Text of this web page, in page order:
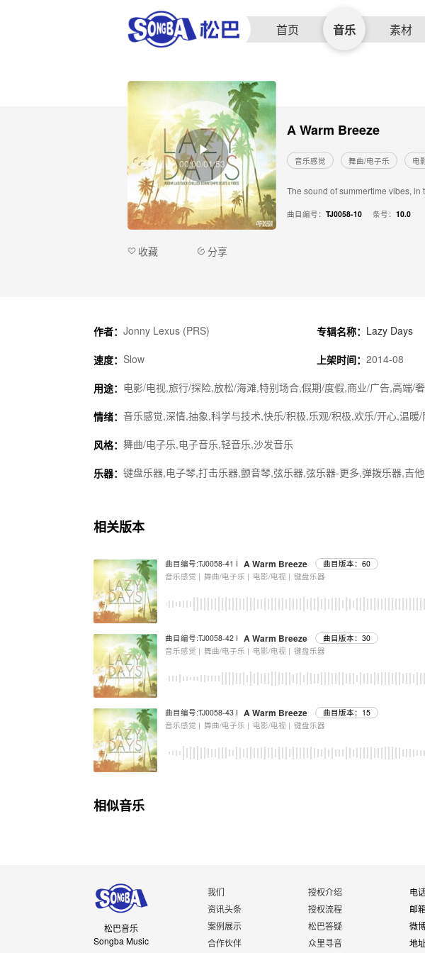
首页 音乐 素材
A Warm Breeze
音乐感觉 舞曲/电子乐 电
The sound of summertime vibes,
曲目编号： TJ0058-10 条号： 10.0
00:00/01:53
收藏 分享
作者： Jonny Lexus (PRS) 专辑名称： Lazy Days
速度： Slow 上架时间： 2014-08
用途： 电影/电视,旅行/探险,放松/海滩,特别场合,假期/度假,商业/广告,高端/
情绪： 音乐感觉,深情,抽象,科学与技术,快乐/积极,乐观/积极,欢乐/开心,温
风格： 舞曲/电子乐,电子音乐,轻音乐,沙发音乐
乐器： 键盘乐器,电子琴,打击乐器,颤音琴,弦乐器,弦乐器-更多,弹拨乐器,吉
相关版本
曲目编号:TJ0058-41 I A Warm Breeze
曲目版本：60
音乐感觉 | 舞曲/电子乐 | 电影/电视 | 键盘乐器
曲目编号:TJ0058-42 I A Warm Breeze
曲目版本：30
音乐感觉 | 舞曲/电子乐 | 电影/电视 | 键盘乐器
曲目编号:TJ0058-43 I A Warm Breeze
曲目版本：15
音乐感觉 | 舞曲/电子乐 | 电影/电视 | 键盘乐器
相似音乐
松巴音乐
Songba Music
我们
资讯头条
案例展示
合作伙伴
授权介绍
授权流程
松巴答疑
众里寻音
电
邮
微博
地